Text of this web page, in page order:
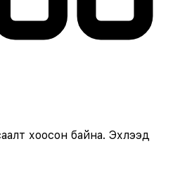
хоосон байна. Эхлээд